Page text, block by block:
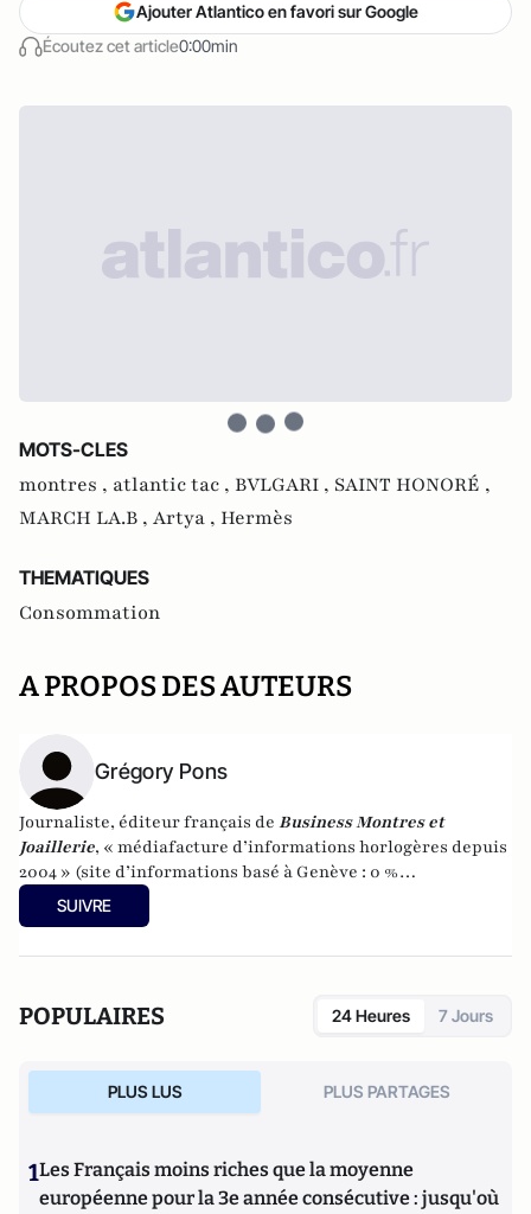
Écoutez cet article0:00min
Ajouter Atlantico en favori sur Google
MOTS-CLES
montres , atlantic tac , BVLGARI , SAINT HONORÉ ,
MARCH LA.B , Artya , Hermès
THEMATIQUES
Consommation
A PROPOS DES AUTEURS
Grégory Pons
Journaliste, éditeur français de Business Montres et
Joaillerie, « médiafacture d’informations horlogères depuis
2004 » (site d’informations basé à Genève : 0 %
publicité-100 % liberté), spécialiste du marketing horloger
et de l’analyse des marchés de la montre.
SUIVRE
POPULAIRES 24 Heures 7 Jours
PLUS LUS PLUS PARTAGES
1Les Français moins riches que la moyenne
européenne pour la 3e année consécutive : jusqu'où